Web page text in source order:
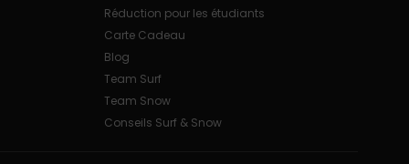
Réduction pour les étudiants
Carte Cadeau
Blog
Team Surf
Team Snow
Conseils Surf & Snow